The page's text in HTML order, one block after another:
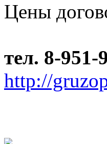
Цены
тел. 8-951-
http://